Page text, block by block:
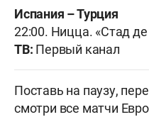
Испания – Турция
22:00. Ницца. «Стад
ТВ: Первый канал
Поставь на паузу,
смотри все матчи